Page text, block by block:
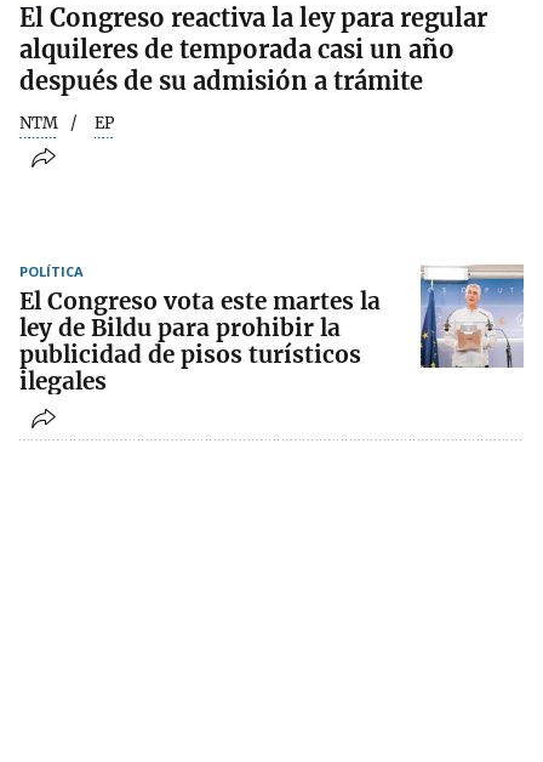
El Congreso reactiva la ley para regular
alquileres de temporada casi un año
después de su admisión a trámite
NTM EP
POLÍTICA
El Congreso vota este martes la
ley de Bildu para prohibir la
publicidad de pisos turísticos
ilegales